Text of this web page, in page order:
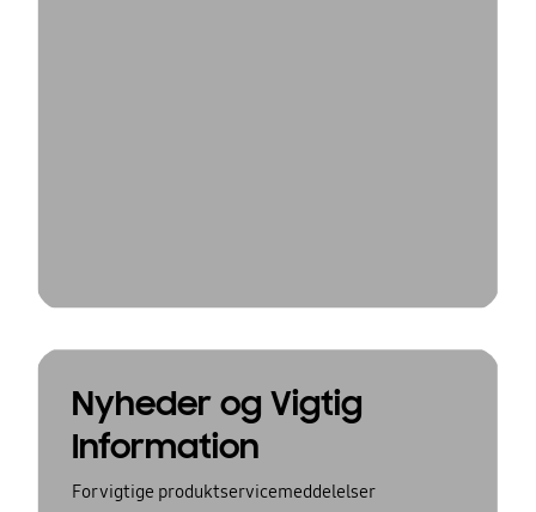
Nyheder og Vigtig
Information
For vigtige produktservicemeddelelser